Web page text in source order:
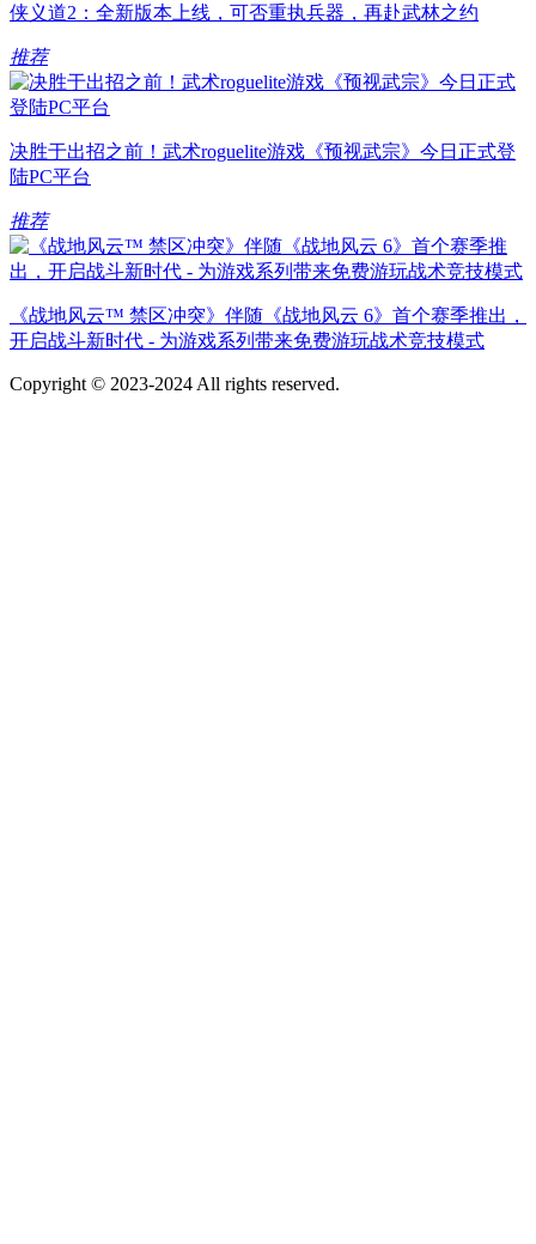
侠义道2：全新版本上线，可否重执兵器，再赴武林之约
推荐
决胜于出招之前！武术roguelite游戏《预视武宗》今日正式登
陆PC平台
推荐
《战地风云™ 禁区冲突》伴随《战地风云 6》首个赛季推出，
开启战斗新时代 - 为游戏系列带来免费游玩战术竞技模式
Copyright © 2023-2024 All rights reserved.